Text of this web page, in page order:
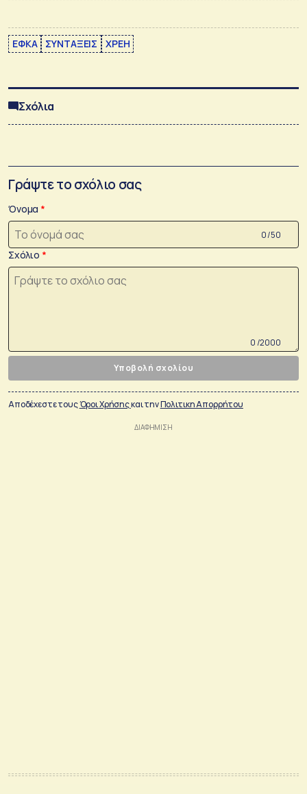
ΕΦΚΑ ΣΥΝΤΑΞΕΙΣ ΧΡΕΗ
Σχόλια
Γράψτε το σχόλιο σας
Όνομα
0 /50
Σχόλιο
0 /2000
Υποβολή σχολίου
Αποδέχεστε τουςΌροι Χρήσηςκαι τηνΠολιτικη Απορρήτου